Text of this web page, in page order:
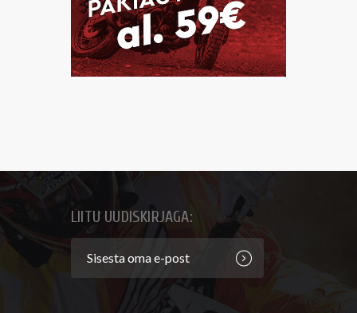
LIITU UUDISKIRJAGA: